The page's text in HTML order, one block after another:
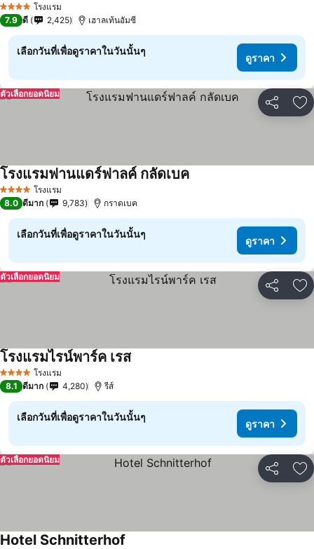
4 ดาว โรงแรม
7.9 ดี 2,425 เฮาลเท้นอัมซี
เลือกวันที่เพื่อดูราคาในวันนั้นๆ
ดูราคา
แชร์ เ
ตัวเลือกยอดนิยม
4 ดาว โรงแรม
โรงแรมฟานแดร์ฟาลค์ กลัดเบค
8.0 ดีมาก 9,783 กราดเบค
เลือกวันที่เพื่อดูราคาในวันนั้นๆ
ดูราคา
แชร์ เ
ตัวเลือกยอดนิยม
4 ดาว โรงแรม
โรงแรมไรน์พาร์ค เรส
8.1 ดีมาก 4,280 รีส์
เลือกวันที่เพื่อดูราคาในวันนั้นๆ
ดูราคา
แชร์ เ
ตัวเลือกยอดนิยม
Hotel Schnitterhof